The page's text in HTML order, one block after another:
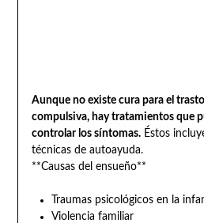
Aunque no existe cura para el
compulsiva, hay tratamientos que
controlar los síntomas.Éstos
técnicas de autoayuda.
**Causas del ensueño**
Traumas psicológicos en la
Violencia familiar